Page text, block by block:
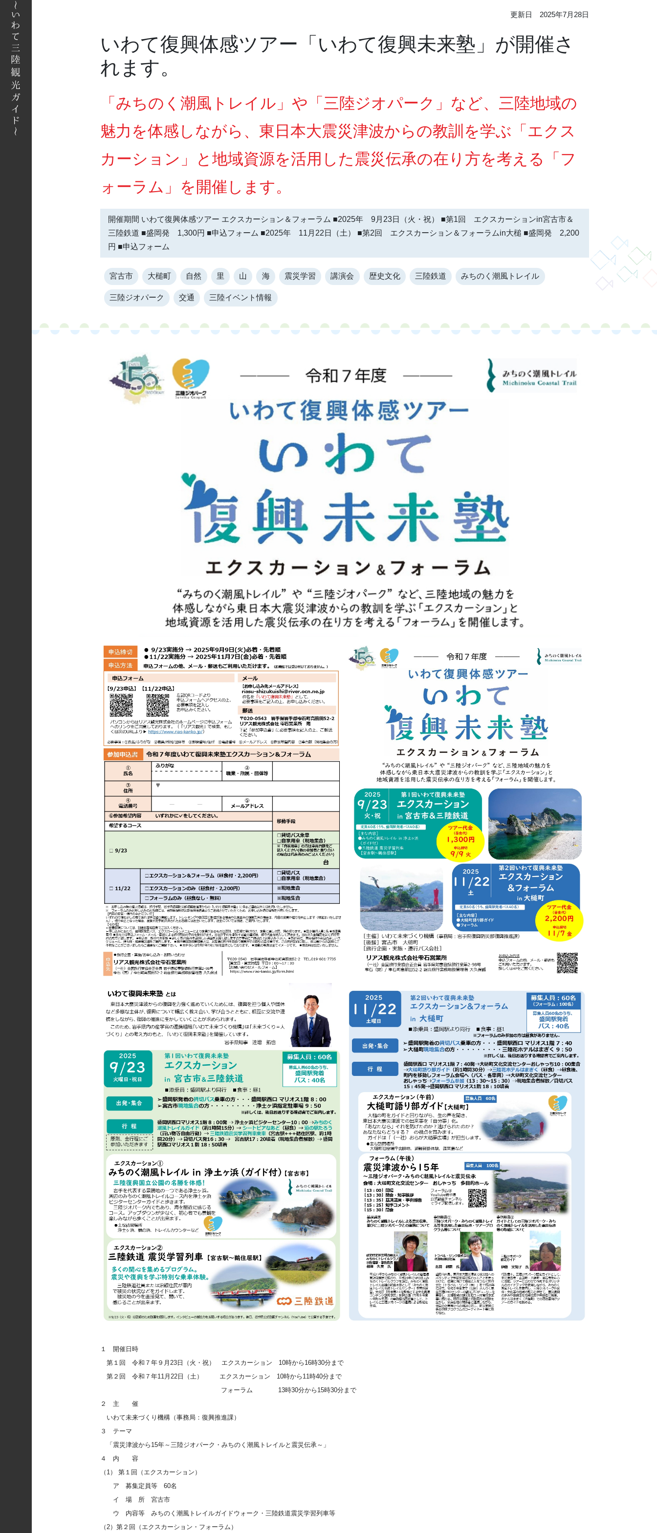
更新日 2025年7月28日
いわて復興体感ツアー「いわて復興未来塾」が開催さ
れます。
「みちのく潮風トレイル」や「三陸ジオパーク」など、三陸地域の
魅力を体感しながら、東日本大震災津波からの教訓を学ぶ「エクス
カーション」と地域資源を活用した震災伝承の在り方を考える「フ
ォーラム」を開催します。
開催期間 いわて復興体感ツアー エクスカーション＆フォーラム ■2025年 9月23日（火・祝） ■第1回 エクスカーションin宮古市＆
三陸鉄道 ■盛岡発 1,300円 ■申込フォーム ■2025年 11月22日（土） ■第2回 エクスカーション＆フォーラムin大槌 ■盛岡発 2,200
円 ■申込フォーム
宮古市 大槌町 自然 里 山 海 震災学習 講演会 歴史文化 三陸鉄道 みちのく潮風トレイル
三陸ジオパーク 交通 三陸イベント情報
１ 開催日時
第１回 令和７年９月23日（火・祝） エクスカーション 10時から16時30分まで
第２回 令和７年11月22日（土） エクスカーション 10時から11時40分まで
フォーラム 13時30分から15時30分まで
２ 主 催
いわて未来づくり機構（事務局：復興推進課）
３ テーマ
「震災津波から15年～三陸ジオパーク・ みちのく潮風トレイルと震災伝承～」
４ 内 容
（1） 第１回（エクスカーション）
ア 募集定員等 60名
イ 場 所 宮古市
ウ 内容等 みちのく潮風トレイルガイドウォーク・三陸鉄道震災学習列車等
（2）第２回（エクスカーション・フォーラム）